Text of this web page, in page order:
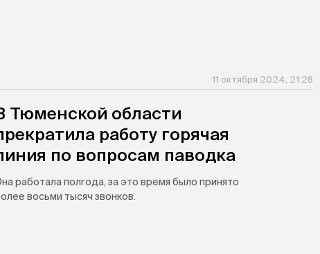
11 октября 2024, 21:28
Тюменской области
работу горячая
по вопросам паводка
работала полгода, за это время было принято
восьми тысяч звонков.